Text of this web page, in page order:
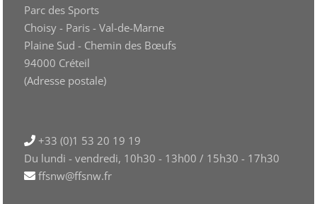
Parc des Sports
Choisy - Paris - Val-de-Marne
Plaine Sud - Chemin des Bœufs
94000 Créteil
(Adresse postale)
+33 (0)1 53 20 19 19
Du lundi - vendredi, 10h30 - 13h00 / 15h30 - 17h30
ffsnw@ffsnw.fr